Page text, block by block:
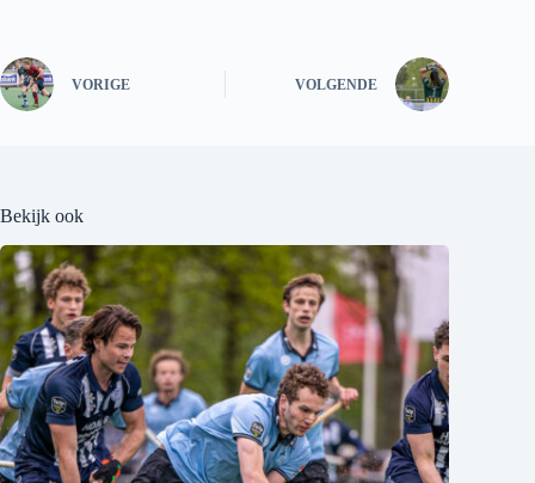
VORIGE VOLGENDE
Bekijk ook